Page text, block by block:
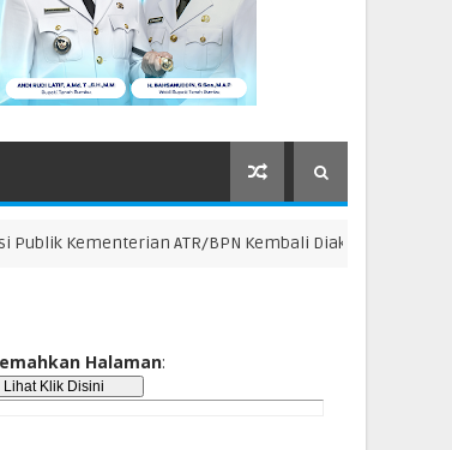
ATR/BPN Kembali Diakui
Halaman: